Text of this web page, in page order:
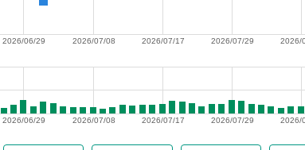
2026/
2026/07/29
2026/07/17
2026/07/08
2026/06/29
2026/
2026/07/29
2026/07/17
2026/07/08
2026/06/29